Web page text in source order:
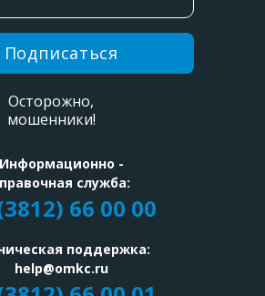
Подписаться
Осторожно,
мошенники!
Информационно -
служба:
66 00 00
поддержка:
help@omkc.ru